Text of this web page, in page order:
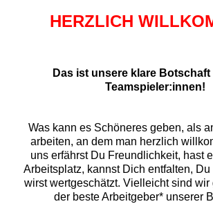
HERZLICH
Das ist unsere klare Botschaft
Teamspieler:innen!
Was kann es Schöneres geben, als
arbeiten, an dem man herzlich
uns erfährst Du Freundlichkeit, hast
Arbeitsplatz, kannst Dich entfalten, Du
wirst wertgeschätzt. Vielleicht sind
der beste Arbeitgeber* unserer